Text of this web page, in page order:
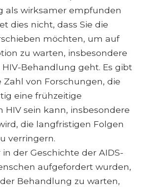
als wirksamer empfunden
dies nicht, dass Sie die
möchten, um auf
zu warten, insbesondere
Behandlung geht. Es gibt
Zahl von Forschungen, die
eine frühzeitige
HIV sein kann, insbesondere
die langfristigen Folgen
verringern.
der Geschichte der AIDS-
aufgefordert wurden,
Behandlung zu warten,